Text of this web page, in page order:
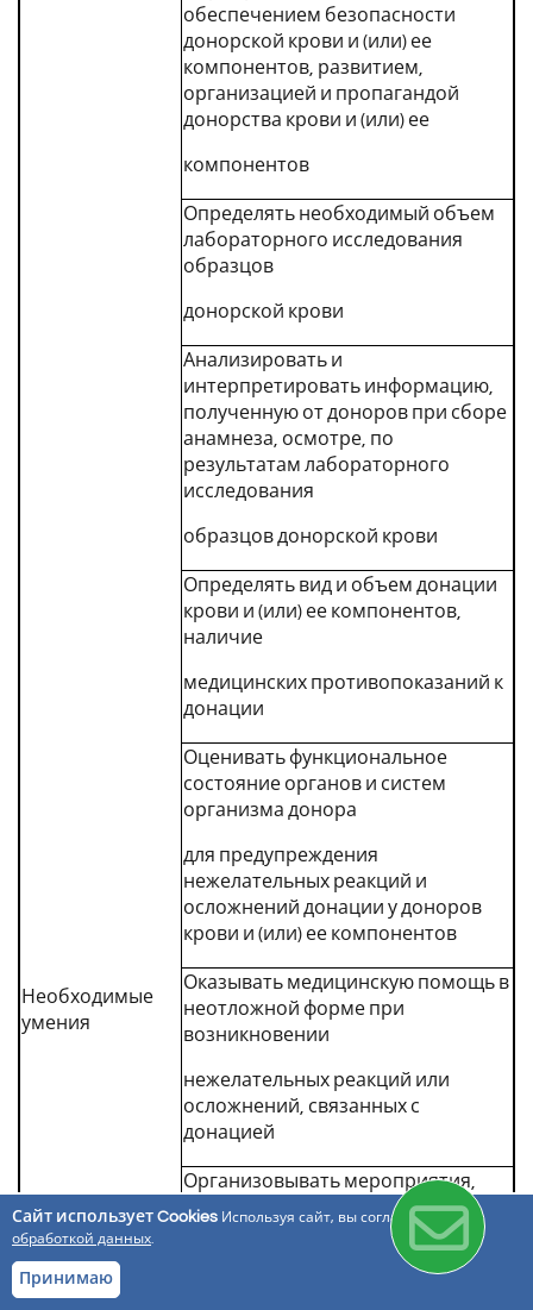
Необходимые
умения
обеспечением безопасности
донорской крови и (или) ее
компонентов, развитием,
организацией и пропагандой
донорства крови и (или) ее
компонентов
Определять необходимый объем
лабораторного исследования
образцов
донорской крови
Анализировать и
интерпретировать информацию,
полученную от доноров при сборе
анамнеза, осмотре, по
результатам лабораторного
исследования
образцов донорской крови
Определять вид и объем донации
крови и (или) ее компонентов,
наличие
медицинских противопоказаний к
донации
Оценивать функциональное
состояние органов и систем
организма донора
для предупреждения
нежелательных реакций и
осложнений донации у доноров
крови и (или) ее компонентов
Оказывать медицинскую помощь в
неотложной форме при
возникновении
нежелательных реакций или
осложнений, связанных с
донацией
Организовывать мероприятия,
направленные на обеспечение
иммунологической безопасности
Сайт использует Cookies Используя сайт, вы соглашаетесь с
обработкой данных.
Принимаю